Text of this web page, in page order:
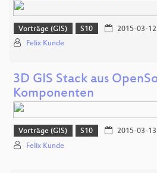
Vorträge (GIS) S10 2015-03-12
Felix Kunde
3D GIS Stack aus
Komponenten
Vorträge (GIS) S10 2015-03-13
Felix Kunde